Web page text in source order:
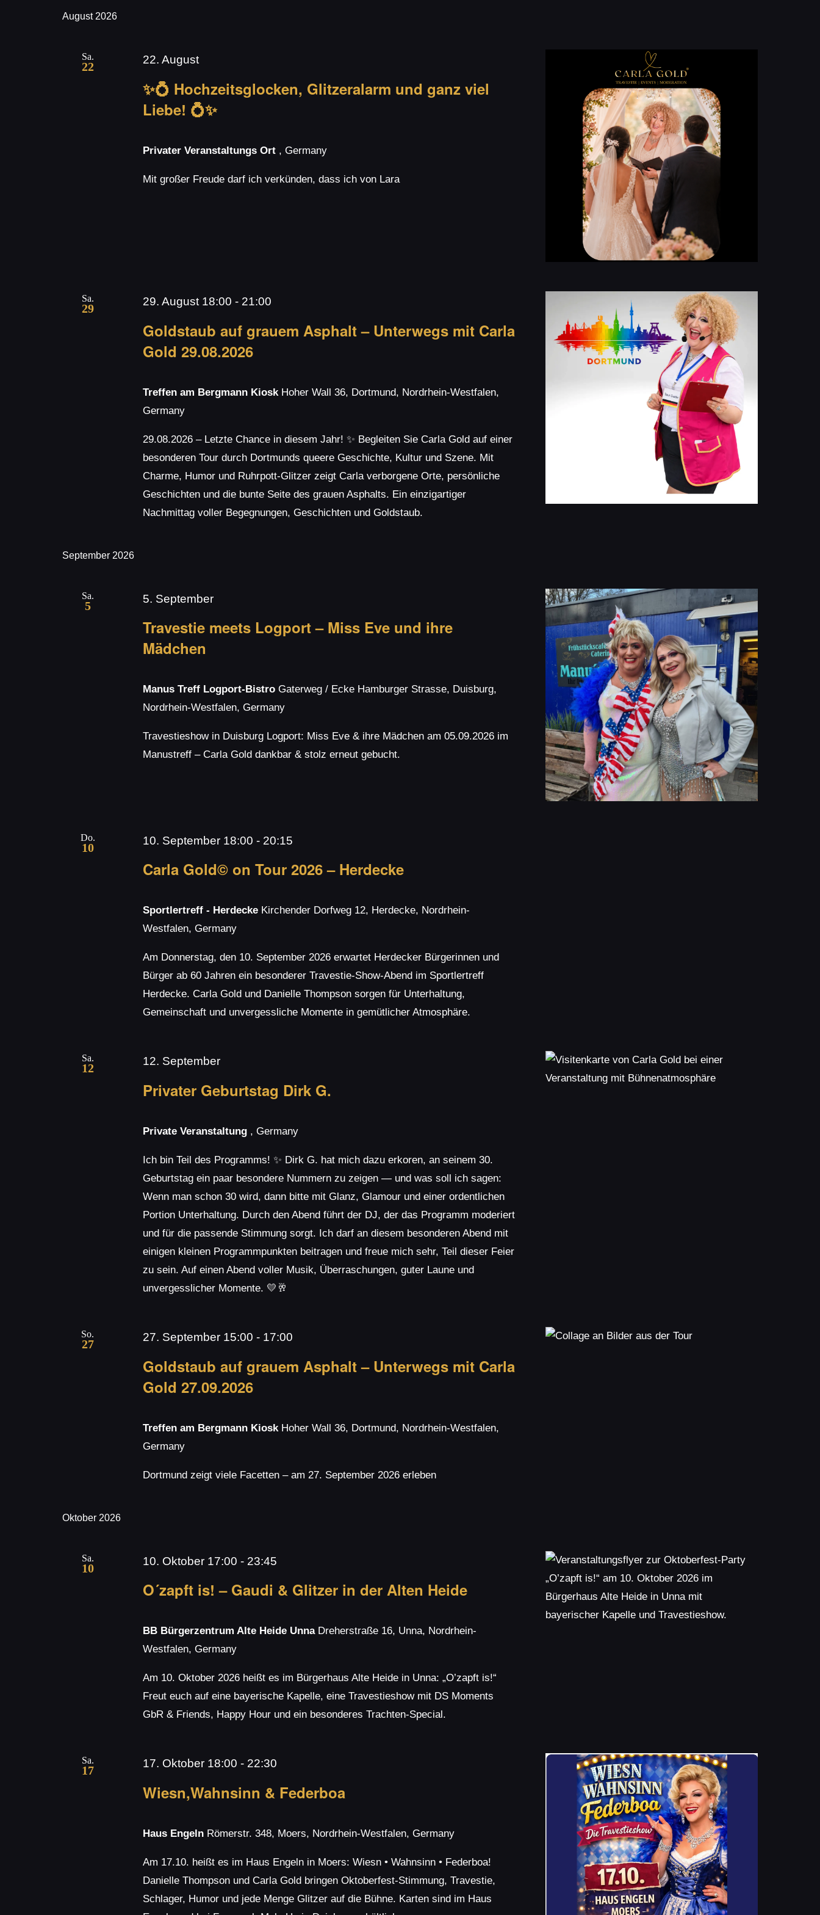
und
Ansichten,
Navigation
Veranstaltungen
August 2026
Sa.
22
✨💍 Hochzeitsglocken, Glitzeralarm und ganz viel
Liebe! 💍✨
22. August
Privater Veranstaltungs Ort , Germany
Mit großer Freude darf ich verkünden, dass ich von Lara
Sa.
29
Goldstaub auf grauem Asphalt – Unterwegs mit Carla
Gold 29.08.2026
29. August 18:00 - 21:00
Treffen am Bergmann Kiosk Hoher Wall 36, Dortmund, Nordrhein-Westfalen,
Germany
29.08.2026 – Letzte Chance in diesem Jahr! ✨ Begleiten Sie Carla Gold auf einer
besonderen Tour durch Dortmunds queere Geschichte, Kultur und Szene. Mit
Charme, Humor und Ruhrpott-Glitzer zeigt Carla verborgene Orte, persönliche
Geschichten und die bunte Seite des grauen Asphalts. Ein einzigartiger
Nachmittag voller Begegnungen, Geschichten und Goldstaub.
September 2026
Sa.
5
Travestie meets Logport – Miss Eve und ihre
Mädchen
5. September
Manus Treff Logport-Bistro Gaterweg / Ecke Hamburger Strasse, Duisburg,
Nordrhein-Westfalen, Germany
Travestieshow in Duisburg Logport: Miss Eve & ihre Mädchen am 05.09.2026 im
Manustreff – Carla Gold dankbar & stolz erneut gebucht.
Do.
10
Carla Gold© on Tour 2026 – Herdecke
10. September 18:00 - 20:15
Sportlertreff - Herdecke Kirchender Dorfweg 12, Herdecke, Nordrhein-
Westfalen, Germany
Am Donnerstag, den 10. September 2026 erwartet Herdecker Bürgerinnen und
Bürger ab 60 Jahren ein besonderer Travestie-Show-Abend im Sportlertreff
Herdecke. Carla Gold und Danielle Thompson sorgen für Unterhaltung,
Gemeinschaft und unvergessliche Momente in gemütlicher Atmosphäre.
Sa.
12
Privater Geburtstag Dirk G.
12. September
Private Veranstaltung , Germany
Ich bin Teil des Programms! ✨ Dirk G. hat mich dazu erkoren, an seinem 30.
Geburtstag ein paar besondere Nummern zu zeigen — und was soll ich sagen:
Wenn man schon 30 wird, dann bitte mit Glanz, Glamour und einer ordentlichen
Portion Unterhaltung. Durch den Abend führt der DJ, der das Programm moderiert
und für die passende Stimmung sorgt. Ich darf an diesem besonderen Abend mit
einigen kleinen Programmpunkten beitragen und freue mich sehr, Teil dieser Feier
zu sein. Auf einen Abend voller Musik, Überraschungen, guter Laune und
unvergesslicher Momente. 💛🥂
So.
27
Goldstaub auf grauem Asphalt – Unterwegs mit Carla
Gold 27.09.2026
27. September 15:00 - 17:00
Treffen am Bergmann Kiosk Hoher Wall 36, Dortmund, Nordrhein-Westfalen,
Germany
Dortmund zeigt viele Facetten – am 27. September 2026 erleben
Oktober 2026
Sa.
10
O´zapft is! – Gaudi & Glitzer in der Alten Heide
10. Oktober 17:00 - 23:45
BB Bürgerzentrum Alte Heide Unna Dreherstraße 16, Unna, Nordrhein-
Westfalen, Germany
Am 10. Oktober 2026 heißt es im Bürgerhaus Alte Heide in Unna: „O’zapft is!“
Freut euch auf eine bayerische Kapelle, eine Travestieshow mit DS Moments
GbR & Friends, Happy Hour und ein besonderes Trachten-Special.
Sa.
17
Wiesn,Wahnsinn & Federboa
17. Oktober 18:00 - 22:30
Haus Engeln Römerstr. 348, Moers, Nordrhein-Westfalen, Germany
Am 17.10. heißt es im Haus Engeln in Moers: Wiesn • Wahnsinn • Federboa!
Danielle Thompson und Carla Gold bringen Oktoberfest-Stimmung, Travestie,
Schlager, Humor und jede Menge Glitzer auf die Bühne. Karten sind im Haus